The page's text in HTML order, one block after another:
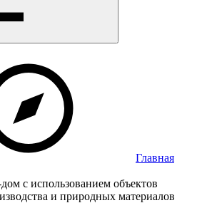
Главная
с использованием объектов
и природных материалов